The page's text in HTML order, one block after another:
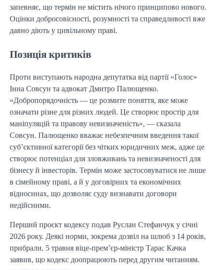
запевняє, що термін не містить нічого принципово нового.
Оцінки добросовісності, розумності та справедливості вже
давно діють у цивільному праві.
Позиція критиків
Проти виступають народна депутатка від партії «Голос»
Інна Совсун та адвокат Дмитро Палющенко.
«Добропорядочність — це розмите поняття, яке може
означати різне для різних людей. Це створює простір для
маніпуляцій та правову невизначеність», — сказала
Совсун. Палющенко вважає небезпечним введення такої
суб’єктивної категорії без чітких юридичних меж, адже це
створює потенціал для зловживань та невизначеності для
бізнесу й інвесторів. Термін може застосовуватися не лише
в сімейному праві, а й у договірних та економічних
відносинах, що дозволяє суду визнавати договори
недійсними.
Перший проєкт кодексу подав Руслан Стефанчук у січні
2026 року. Деякі норми, зокрема дозвіл на шлюб з 14 років,
прибрали. 5 травня віце-прем’єр-міністр Тарас Качка
заявив, що кодекс доопрацюють перед другим читанням.